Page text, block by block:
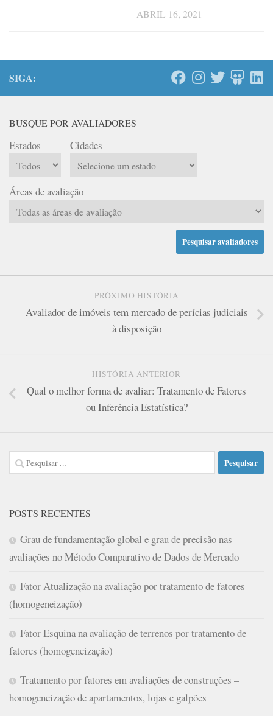
ABRIL 16, 2021
SIGA:
BUSQUE POR AVALIADORES
Estados Cidades
Áreas de avaliação
PRÓXIMO HISTÓRIA
Avaliador de imóveis tem mercado de perícias judiciais
à disposição
HISTÓRIA ANTERIOR
Qual o melhor forma de avaliar: Tratamento de Fatores
ou Inferência Estatística?
Pesquisar
por:
POSTS RECENTES
Grau de fundamentação global e grau de precisão nas
avaliações no Método Comparativo de Dados de Mercado
Fator Atualização na avaliação por tratamento de fatores
(homogeneização)
Fator Esquina na avaliação de terrenos por tratamento de
fatores (homogeneização)
Tratamento por fatores em avaliações de construções –
homogeneização de apartamentos, lojas e galpões